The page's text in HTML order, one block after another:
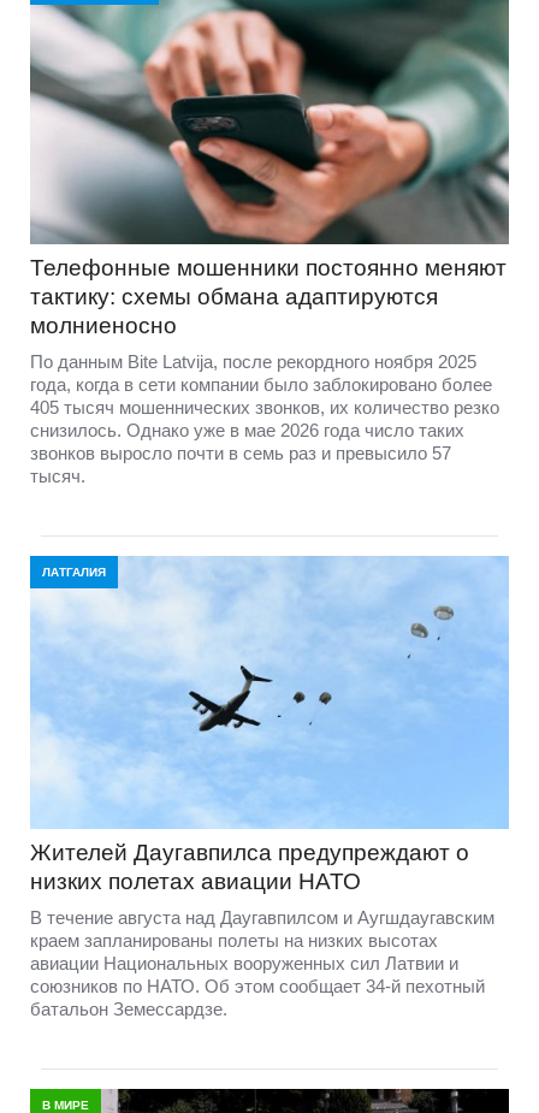
Телефонные мошенники постоянно меняют
тактику: схемы обмана адаптируются
молниеносно
По данным Bite Latvija, после рекордного ноября 2025
года, когда в сети компании было заблокировано более
405 тысяч мошеннических звонков, их количество резко
снизилось. Однако уже в мае 2026 года число таких
звонков выросло почти в семь раз и превысило 57
тысяч.
ЛАТГАЛИЯ
Жителей Даугавпилса предупреждают о
низких полетах авиации НАТО
В течение августа над Даугавпилсом и Аугшдаугавским
краем запланированы полеты на низких высотах
авиации Национальных вооруженных сил Латвии и
союзников по НАТО. Об этом сообщает 34-й пехотный
батальон Земессардзе.
В МИРЕ